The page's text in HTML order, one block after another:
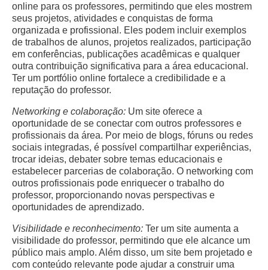
online para os professores, permitindo que eles mostrem
seus projetos, atividades e conquistas de forma
organizada e profissional. Eles podem incluir exemplos
de trabalhos de alunos, projetos realizados, participação
em conferências, publicações acadêmicas e qualquer
outra contribuição significativa para a área educacional.
Ter um portfólio online fortalece a credibilidade e a
reputação do professor.
Networking e colaboração: Um site oferece a
oportunidade de se conectar com outros professores e
profissionais da área. Por meio de blogs, fóruns ou redes
sociais integradas, é possível compartilhar experiências,
trocar ideias, debater sobre temas educacionais e
estabelecer parcerias de colaboração. O networking com
outros profissionais pode enriquecer o trabalho do
professor, proporcionando novas perspectivas e
oportunidades de aprendizado.
Visibilidade e reconhecimento: Ter um site aumenta a
visibilidade do professor, permitindo que ele alcance um
público mais amplo. Além disso, um site bem projetado e
com conteúdo relevante pode ajudar a construir uma